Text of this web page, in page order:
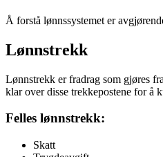
Å forstå lønnssystemet er
Lønnstrekk
Lønnstrekk er fradrag som gjøres
klar over disse trekkepostene for å
Felles lønnstrekk:
Skatt